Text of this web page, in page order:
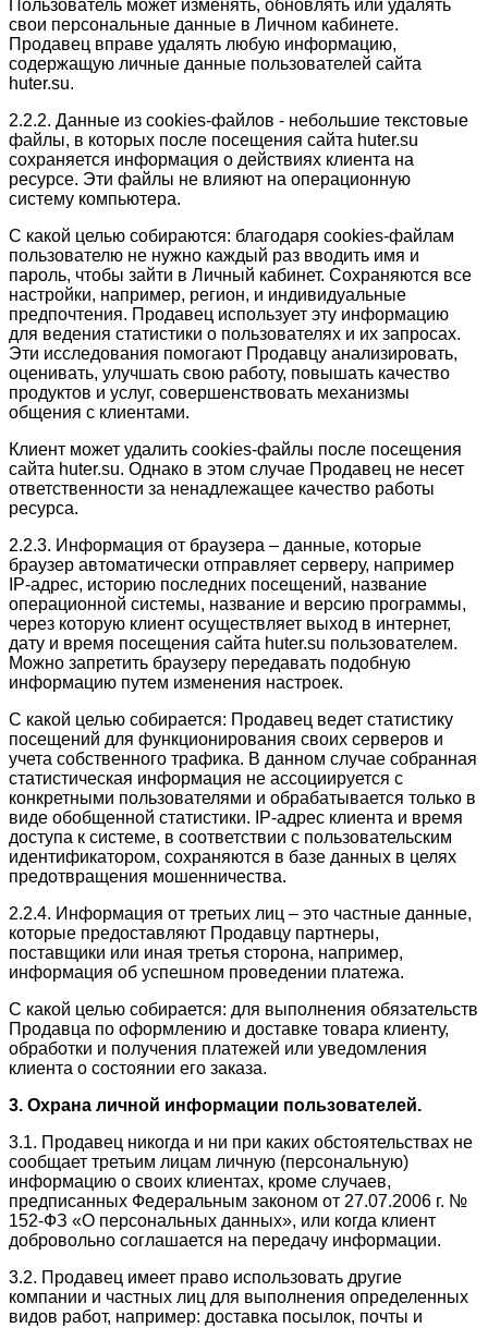
Пользователь может изменять, обновлять или удалять
свои персональные данные в Личном кабинете.
Продавец вправе удалять любую информацию,
содержащую личные данные пользователей сайта
huter.su.
2.2.2. Данные из cookies-файлов - небольшие текстовые
файлы, в которых после посещения сайта huter.su
сохраняется информация о действиях клиента на
ресурсе. Эти файлы не влияют на операционную
систему компьютера.
С какой целью собираются: благодаря cookies-файлам
пользователю не нужно каждый раз вводить имя и
пароль, чтобы зайти в Личный кабинет. Сохраняются все
настройки, например, регион, и индивидуальные
предпочтения. Продавец использует эту информацию
для ведения статистики о пользователях и их запросах.
Эти исследования помогают Продавцу анализировать,
оценивать, улучшать свою работу, повышать качество
продуктов и услуг, совершенствовать механизмы
общения с клиентами.
Клиент может удалить cookies-файлы после посещения
сайта huter.su. Однако в этом случае Продавец не несет
ответственности за ненадлежащее качество работы
ресурса.
2.2.3. Информация от браузера – данные, которые
браузер автоматически отправляет серверу, например
IP-адрес, историю последних посещений, название
операционной системы, название и версию программы,
через которую клиент осуществляет выход в интернет,
дату и время посещения сайта huter.su пользователем.
Можно запретить браузеру передавать подобную
информацию путем изменения настроек.
С какой целью собирается: Продавец ведет статистику
посещений для функционирования своих серверов и
учета собственного трафика. В данном случае собранная
статистическая информация не ассоциируется с
конкретными пользователями и обрабатывается только в
виде обобщенной статистики. IP-адрес клиента и время
доступа к системе, в соответствии с пользовательским
идентификатором, сохраняются в базе данных в целях
предотвращения мошенничества.
2.2.4. Информация от третьих лиц – это частные данные,
которые предоставляют Продавцу партнеры,
поставщики или иная третья сторона, например,
информация об успешном проведении платежа.
С какой целью собирается: для выполнения обязательств
Продавца по оформлению и доставке товара клиенту,
обработки и получения платежей или уведомления
клиента о состоянии его заказа.
3. Охрана личной информации пользователей.
3.1. Продавец никогда и ни при каких обстоятельствах не
сообщает третьим лицам личную (персональную)
информацию о своих клиентах, кроме случаев,
предписанных Федеральным законом от 27.07.2006 г. №
152-ФЗ «О персональных данных», или когда клиент
добровольно соглашается на передачу информации.
3.2. Продавец имеет право использовать другие
компании и частных лиц для выполнения определенных
видов работ, например: доставка посылок, почты и